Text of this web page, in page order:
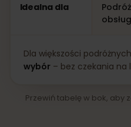
Idealna dla
Dla większości
wybór– bez czekania na
Przewiń tabelę w bok, aby